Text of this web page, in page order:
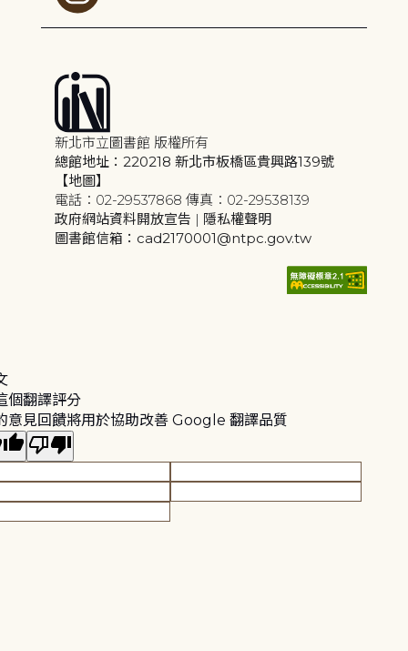
新北市立圖書館 版權所有
總館地址：220218 新北市板橋區貴興路139號
【地圖】
電話：02-29537868 傳真：02-29538139
政府網站資料開放宣告 | 隱私權聲明
圖書館信箱：cad2170001@ntpc.gov.tw
個翻譯評分
意見回饋將用於協助改善 Google 翻譯品質